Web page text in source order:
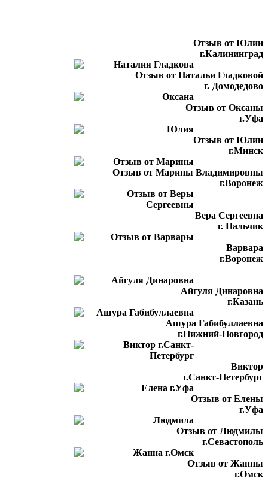
Отзыв от Юлии
г.Калининград
Отзыв от Натальи Гладковой
г. Домодедово
Отзыв от Оксаны
г.Уфа
Отзыв от Юлии
г.Минск
Отзыв от Марины Владимировны
г.Воронеж
Вера Сергеевна
г. Нальчик
Варвара
г.Воронеж
Айгуля Динаровна
г.Казань
Ашура Габибуллаевна
г.Нижний-Новгород
Виктор
г.Санкт-Петербург
Отзыв от Елены
г.Уфа
Отзыв от Людмилы
г.Севастополь
Отзыв от Жанны
г.Омск